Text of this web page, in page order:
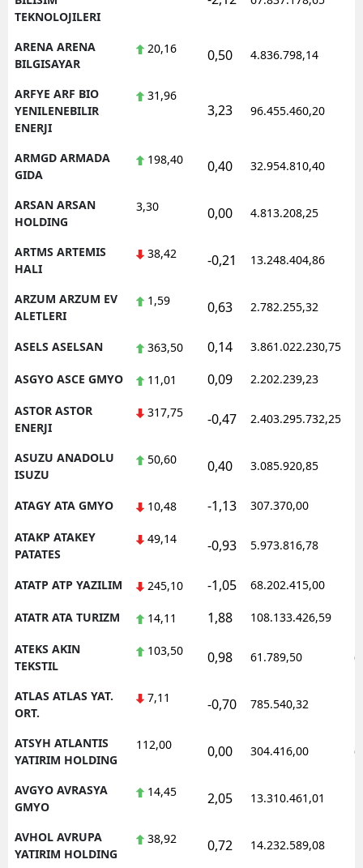
TEKNOLOJILERI
ARENA ARENA
BILGISAYAR
20,16 0,50 4.836.798,14
ARFYE ARF BIO
YENILENEBILIR
ENERJI
31,96
3,23 96.455.460,20
ARMGD ARMADA
GIDA
198,40 0,40 32.954.810,40
ARSAN ARSAN
HOLDING
3,30 0,00 4.813.208,25
ARTMS ARTEMIS
HALI
38,42 -0,21 13.248.404,86
ARZUM ARZUM EV
ALETLERI
1,59 0,63 2.782.255,32
ASELS ASELSAN 363,50 0,14 3.861.022.230,75
ASGYO ASCE GMYO 11,01 0,09 2.202.239,23
ASTOR ASTOR
ENERJI
317,75 -0,47 2.403.295.732,25
ASUZU ANADOLU
ISUZU
50,60 0,40 3.085.920,85
ATAGY ATA GMYO 10,48 -1,13 307.370,00
ATAKP ATAKEY
PATATES
49,14 -0,93 5.973.816,78
ATATP ATP YAZILIM 245,10 -1,05 68.202.415,00
ATATR ATA TURIZM 14,11 1,88 108.133.426,59
ATEKS AKIN
TEKSTIL
103,50 0,98 61.789,50
ATLAS ATLAS YAT.
ORT.
7,11 -0,70 785.540,32
ATSYH ATLANTIS
YATIRIM HOLDING
112,00 0,00 304.416,00
AVGYO AVRASYA
GMYO
14,45 2,05 13.310.461,01
AVHOL AVRUPA
YATIRIM HOLDING
38,92 0,72 14.232.589,08